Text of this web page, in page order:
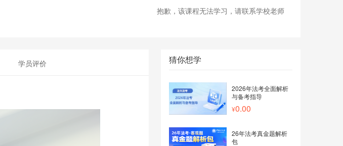
抱歉，该课程无法学习，请联系学校老师
学员评价 猜你想学
2026年法考全面解析
与备考指导
0.00
26年法考真金题解析
包